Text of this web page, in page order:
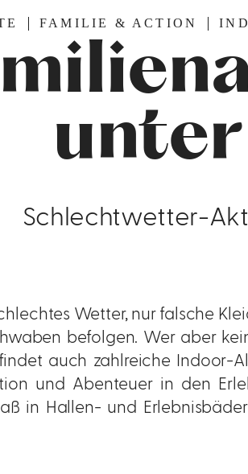
FAMILIE & ACTION
Schlechtwetter-
Wetter, nur falsche
befolgen. Wer aber
auch zahlreiche Indoor-
und Abenteuer in den
in Hallen- und